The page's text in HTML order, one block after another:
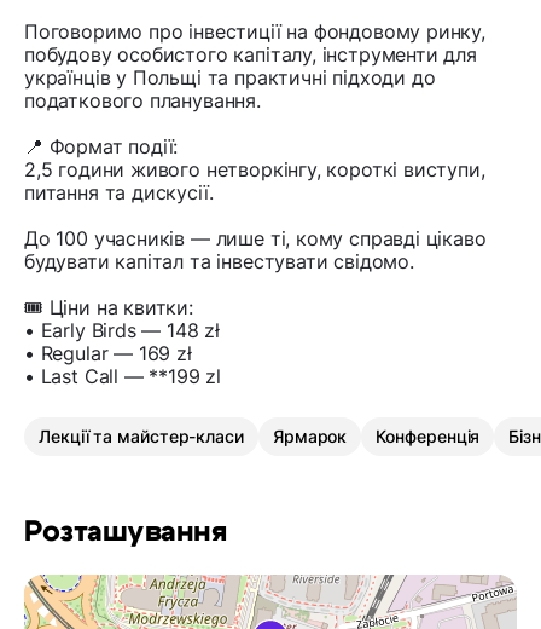
Поговоримо про інвестиції на фондовому ринку,
побудову особистого капіталу, інструменти для
українців у Польщі та практичні підходи до
податкового планування.
📍 Формат події:
2,5 години живого нетворкінгу, короткі виступи,
питання та дискусії.
До 100 учасників — лише ті, кому справді цікаво
будувати капітал та інвестувати свідомо.
🎟️ Ціни на квитки:
• Early Birds — 148 zł
• Regular — 169 zł
• Last Call — **199 zl
Лекції та майстер-класи Ярмарок Конференція
Розташування